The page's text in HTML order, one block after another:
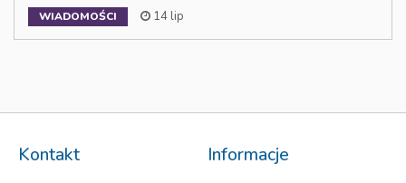
WIADOMOŚCI 14 lip
Kontakt Informacje